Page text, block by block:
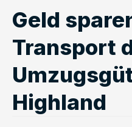
Geld
Transport
Highland